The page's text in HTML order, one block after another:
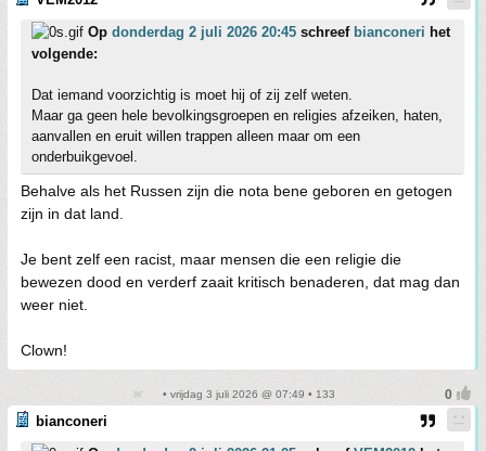
Op donderdag 2 juli 2026 20:45 schreef bianconeri het
volgende:
Dat iemand voorzichtig is moet hij of zij zelf weten.
Maar ga geen hele bevolkingsgroepen en religies afzeiken, haten,
aanvallen en eruit willen trappen alleen maar om een
onderbuikgevoel.
Behalve als het Russen zijn die nota bene geboren en getogen
zijn in dat land.
Je bent zelf een racist, maar mensen die een religie die
bewezen dood en verderf zaait kritisch benaderen, dat mag dan
weer niet.
Clown!
• vrijdag 3 juli 2026 @ 07:49 • 133
bianconeri